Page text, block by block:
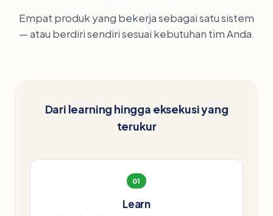
Empat produk yang bekerja sebagai satu sistem
— atau berdiri sendiri sesuai kebutuhan tim Anda.
Dari learning hingga eksekusi yang
terukur
01
Learn